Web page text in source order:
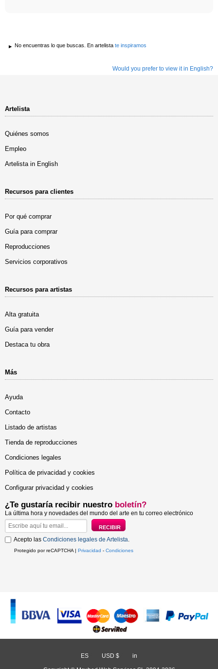
No encuentras lo que buscas. En artelista te inspiramos
Would you prefer to view it in English?
Artelista
Quiénes somos
Empleo
Artelista in English
Recursos para clientes
Por qué comprar
Guía para comprar
Reproducciones
Servicios corporativos
Recursos para artistas
Alta gratuita
Guía para vender
Destaca tu obra
Más
Ayuda
Contacto
Listado de artistas
Tienda de reproducciones
Condiciones legales
Política de privacidad y cookies
Configurar privacidad y cookies
¿Te gustaría recibir nuestro boletín?
La última hora y novedades del mundo del arte en tu correo electrónico
Acepto las Condiciones legales de Artelista
Protegido por reCAPTCHA | Privacidad - Condiciones
ES USD $ in